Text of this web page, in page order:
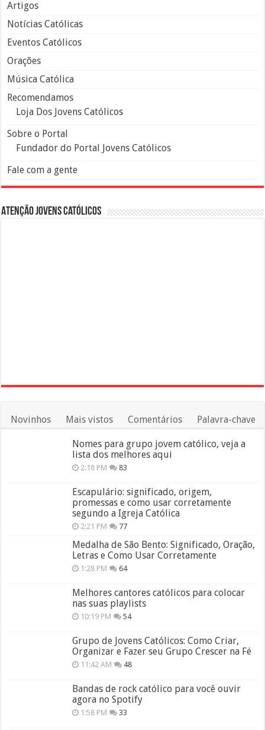
Artigos
Notícias Católicas
Eventos Católicos
Orações
Música Católica
Recomendamos
Loja Dos Jovens Católicos
Sobre o Portal
Fundador do Portal Jovens Católicos
Fale com a gente
Atenção Jovens Católicos
Novinhos Mais vistos Comentários Palavra-chave
Nomes para grupo jovem católico, veja a
lista dos melhores aqui
2:18 PM 83
Escapulário: significado, origem,
promessas e como usar corretamente
segundo a Igreja Católica
2:21 PM 77
Medalha de São Bento: Significado, Oração,
Letras e Como Usar Corretamente
1:28 PM 64
Melhores cantores católicos para colocar
nas suas playlists
10:19 PM 54
Grupo de Jovens Católicos: Como Criar,
Organizar e Fazer seu Grupo Crescer na Fé
11:42 AM 48
Bandas de rock católico para você ouvir
agora no Spotify
1:58 PM 33